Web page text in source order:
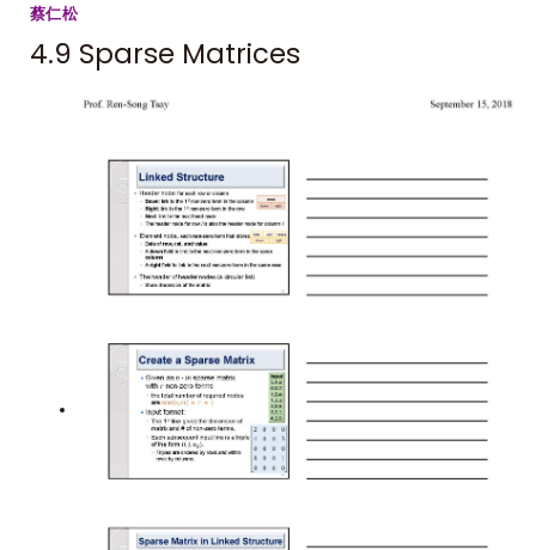
蔡仁松
4.9 Sparse Matrices